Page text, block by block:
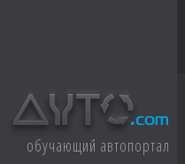
обучающий автопортал